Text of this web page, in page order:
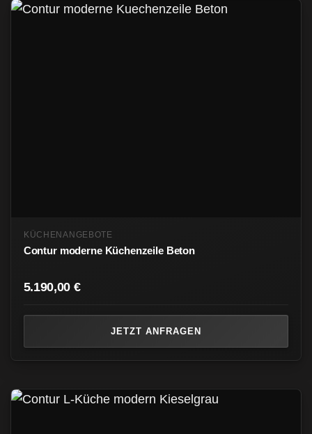
KÜCHENANGEBOTE
Contur moderne Küchenzeile Beton
5.190,00 €
JETZT ANFRAGEN